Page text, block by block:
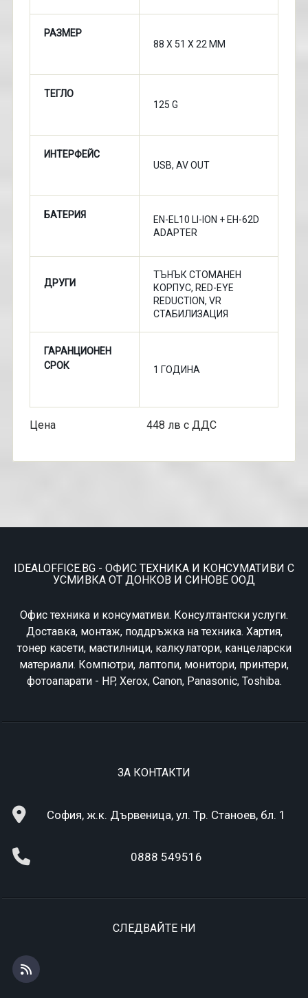
РАЗМЕР
88 X 51 X 22 MM
ТЕГЛО
125 G
ИНТЕРФЕЙС
USB, AV OUT
БАТЕРИЯ
EN-EL10 LI-ION + EH-62D
ADAPTER
ДРУГИ
ТЪНЪК СТОМАНЕН
КОРПУС, RED-EYE
REDUCTION, VR
СТАБИЛИЗАЦИЯ
ГАРАНЦИОНЕН
СРОК
1 ГОДИНА
Цена 448 лв с ДДС
IDEALOFFICE.BG - ОФИС ТЕХНИКА И КОНСУМАТИВИ С
УСМИВКА ОТ ДОНКОВ И СИНОВЕ ООД
Офис техника и консумативи. Консултантски услуги.
Доставка, монтаж, поддръжка на техника. Хартия,
тонер касети, мастилници, калкулатори, канцеларски
материали. Компютри, лаптопи, монитори, принтери,
фотоапарати - HP, Xerox, Canon, Panasonic, Toshiba.
ЗА КОНТАКТИ
София, ж.к. Дървеница, ул. Тр. Станоев, бл. 1
0888 549516
СЛЕДВАЙТЕ НИ